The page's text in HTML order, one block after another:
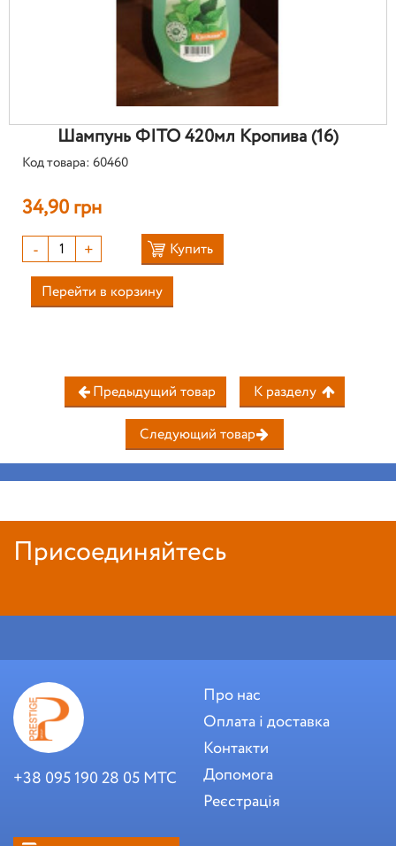
Шампунь ФІТО 420мл Кропива (16)
Код товара: 60460
34,90 грн
- + Купить
Перейти в корзину
Предыдущий товар К разделу
Следующий товар
Присоединяйтесь
+38 095 190 28 05 МТС
Про нас
Оплата і доставка
Контакти
Допомога
Реєстрація